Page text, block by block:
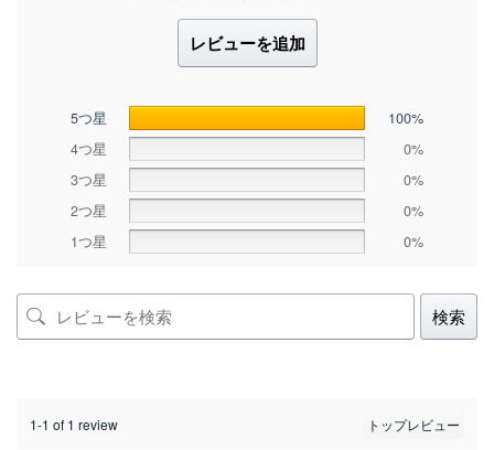
レビューを追加
5つ星
100%
4つ星
0%
3つ星
0%
2つ星
0%
1つ星
0%
検索
1-1 of 1 review